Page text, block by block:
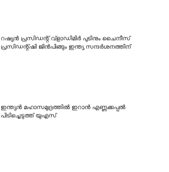
റഷ്യൻ പ്രസിഡന്റ് വ്‌ളാഡിമിർ പുടിനും ചൈനീസ്
പ്രസിഡന്റ്ഷി ജിൻപിങ്ങും ഇന്ത്യ സന്ദർശനത്തിന്
ഇന്ത്യൻ മഹാസമുദ്രത്തിൽ ഇറാൻ എണ്ണക്കപ്പൽ
പിടിച്ചെടുത്ത് യുഎസ്